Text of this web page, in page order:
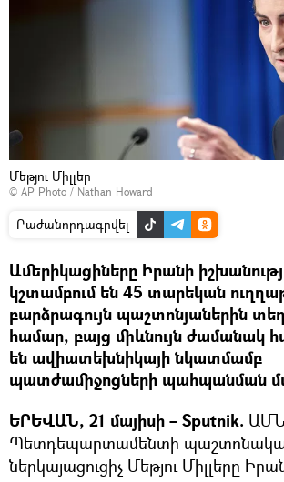
Մեթյու Միլլեր
© AP Photo / Nathan Howard
Բաժանորդագրվել
Ամերիկացիները Իրանի
կշտամբում են 45 տարեկան
բարձրագույն պաշտոնյաներին
համար, բայց միևնույն ժամանակ
են ավիատեխնիկայի նկատմամբ
պատժամիջոցների պահպանման
ԵՐԵՎԱՆ, 21 մայիսի – Sputnik. ԱՄՆ
Պետդեպարտամենտի
ներկայացուցիչ Մեթյու Միլլերը